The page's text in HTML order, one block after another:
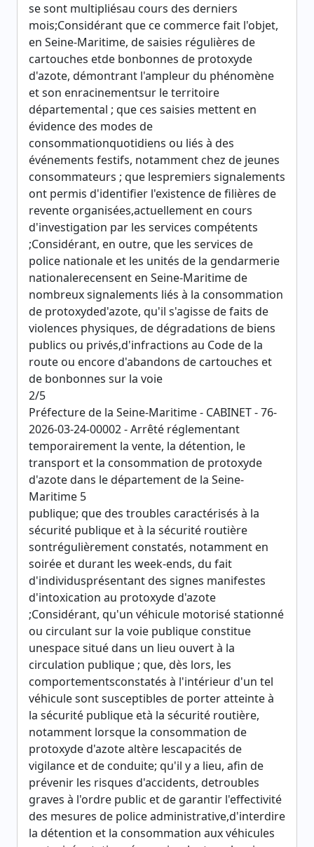
se sont multipliésau cours des derniers
mois;Considérant que ce commerce fait l'objet,
en Seine-Maritime, de saisies régulières de
cartouches etde bonbonnes de protoxyde
d'azote, démontrant l'ampleur du phénomène
et son enracinementsur le territoire
départemental ; que ces saisies mettent en
évidence des modes de
consommationquotidiens ou liés à des
événements festifs, notamment chez de jeunes
consommateurs ; que lespremiers signalements
ont permis d'identifier l'existence de filières de
revente organisées,actuellement en cours
d'investigation par les services compétents
;Considérant, en outre, que les services de
police nationale et les unités de la gendarmerie
nationalerecensent en Seine-Maritime de
nombreux signalements liés à la consommation
de protoxyded'azote, qu'il s'agisse de faits de
violences physiques, de dégradations de biens
publics ou privés,d'infractions au Code de la
route ou encore d'abandons de cartouches et
de bonbonnes sur la voie
2/5
Préfecture de la Seine-Maritime - CABINET - 76-
2026-03-24-00002 - Arrêté réglementant
temporairement la vente, la détention, le
transport et la consommation de protoxyde
d'azote dans le département de la Seine-
Maritime 5
publique; que des troubles caractérisés à la
sécurité publique et à la sécurité routière
sontrégulièrement constatés, notamment en
soirée et durant les week-ends, du fait
d'individusprésentant des signes manifestes
d'intoxication au protoxyde d'azote
;Considérant, qu'un véhicule motorisé stationné
ou circulant sur la voie publique constitue
unespace situé dans un lieu ouvert à la
circulation publique ; que, dès lors, les
comportementsconstatés à l'intérieur d'un tel
véhicule sont susceptibles de porter atteinte à
la sécurité publique età la sécurité routière,
notamment lorsque la consommation de
protoxyde d'azote altère lescapacités de
vigilance et de conduite; qu'il y a lieu, afin de
prévenir les risques d'accidents, detroubles
graves à l'ordre public et de garantir l'effectivité
des mesures de police administrative,d'interdire
la détention et la consommation aux véhicules